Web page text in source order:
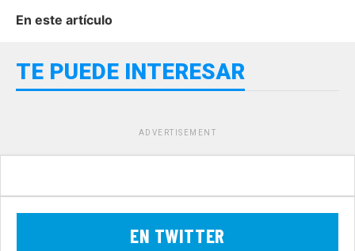
En este artículo
TE PUEDE INTERESAR
ADVERTISEMENT
EN TWITTER